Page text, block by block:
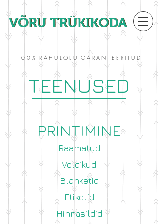
VÕRU TRÜKIKODA
VÕRU TRÜKIKODA
100% RAHULOLU GARANTEERITUD
TEENUSED
PRINTIMINE
Raamatud
Voldikud
Blanketid
Etiketid
Hinnasildid